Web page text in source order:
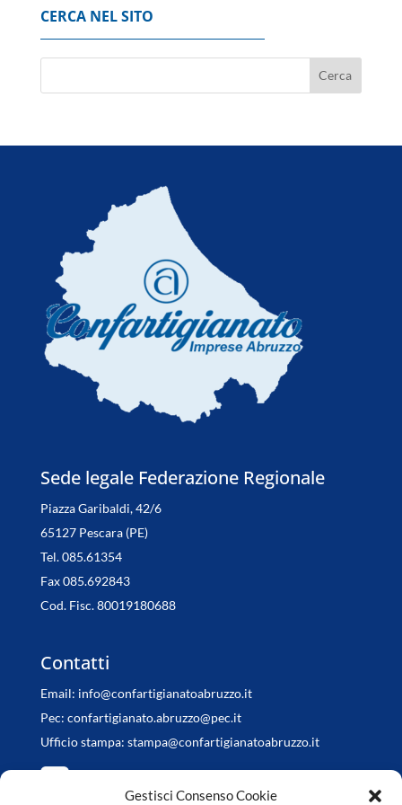
Gestisci Consenso Cookie
Nuburu, 'via libera del Governo
6 Agosto 2026
CERCA NEL SITO
Sede legale Federazione Regionale
Piazza Garibaldi, 42/6
65127 Pescara (PE)
Tel. 085.61354
Fax 085.692843
Cod. Fisc. 80019180688
Contatti
Email: info@confartigianatoabruzzo.it
Pec: confartigianato.abruzzo@pec.it
Ufficio stampa: stampa@confartigianatoabruzzo.it